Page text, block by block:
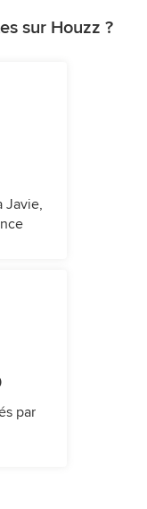
sur Houzz ?
Javie,
par